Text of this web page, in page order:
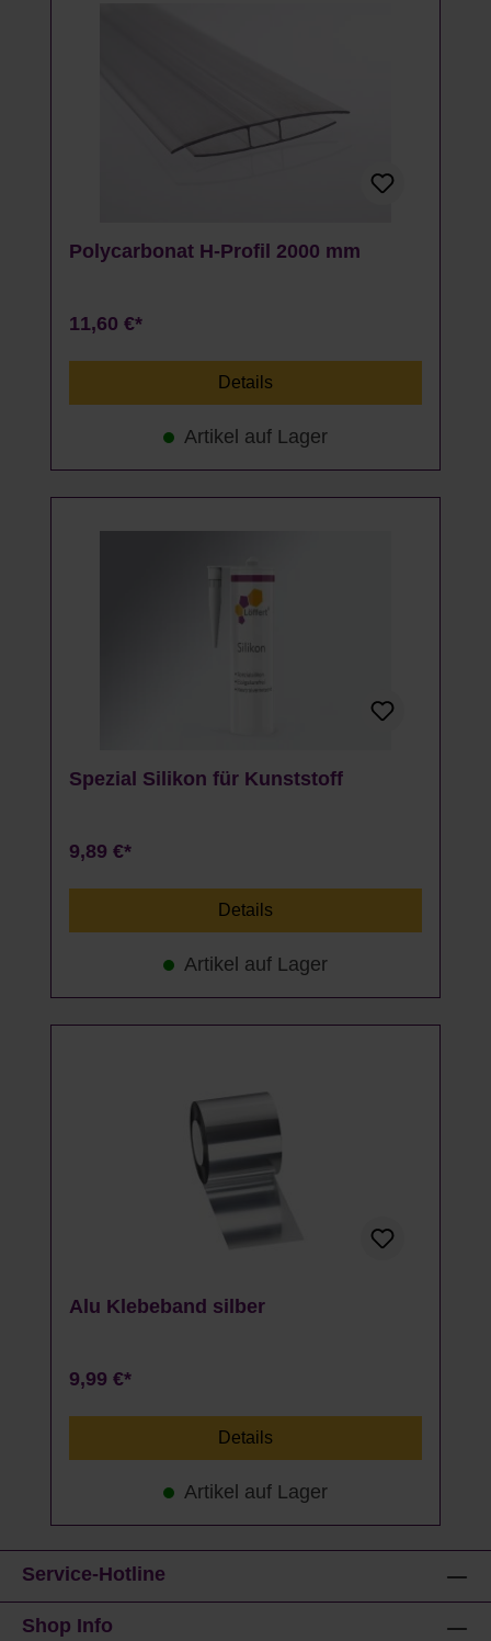
Polycarbonat H-Profil 2000 mm
11,60 €*
Details
Artikel auf Lager
Spezial Silikon für Kunststoff
9,89 €*
Details
Artikel auf Lager
Alu Klebeband silber
9,99 €*
Details
Artikel auf Lager
Service-Hotline
Shop Info